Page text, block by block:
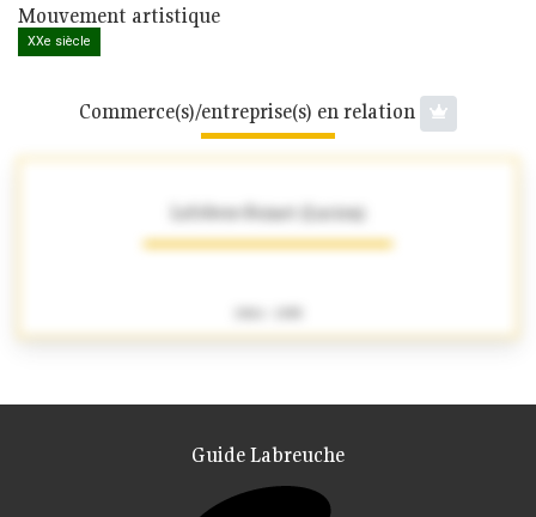
Mouvement artistique
XXe siècle
Commerce(s)/entreprise(s) en relation
Lefebvre-Foinet (Lucien)
Guide Labreuche